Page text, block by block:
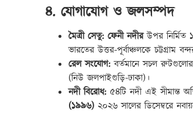
৪. যোগাযোগ ও জলসম্পদ
মৈত্রী সেতু: ফেনী নদীরউপর নির্মিত
ভারতের উত্তর-পূর্বাঞ্চলকে চট্টগ্রাম
রেল সংযোগ: বর্তমানে সচল
(নিউ জলপাইগুড়ি-ঢাকা)।
নদী বিরোধ: ৫৪টি নদী এই সীমান্ত
(১৯৯৬) ২০২৬ সালের ডিসেম্বরে